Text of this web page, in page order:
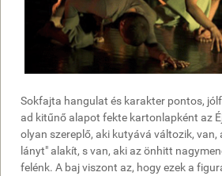
Sokfajta hangulat és karakter pontos,
ad kitűnő alapot fekte kartonlapként az
olyan szereplő, aki kutyává változik, van,
lányt" alakít, s van, aki az önhitt
felénk. A baj viszont az, hogy ezek a